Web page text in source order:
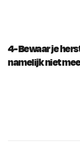
4- Bewaar je
namelijk niet